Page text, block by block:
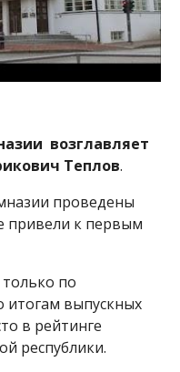
возглавляет
Теплов.
проведены
привели к первым
по
итогам выпускных
в рейтинге
республики.